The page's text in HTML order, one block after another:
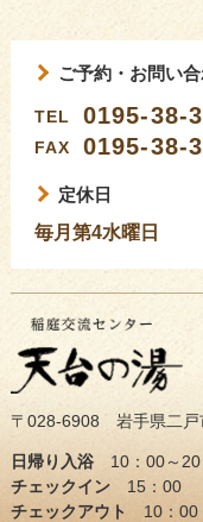
ご予約・お問い
TEL 0195-38-
FAX 0195-38-
定休日
毎月第4水曜日
〒028-6908 岩手県二戸
日帰り入浴10：00～20
チェックイン15：00
チェックアウト
10：00